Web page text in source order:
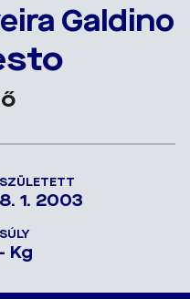
Galdino
SZÜLETETT
8. 1. 2003
SÚLY
- Kg